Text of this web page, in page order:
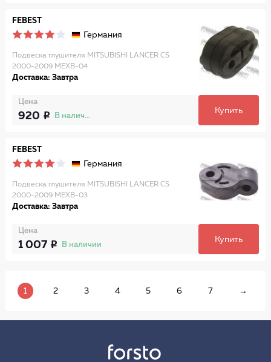
FEBEST
Германия
Подвеска глушителя MITSUBISHI LANCER CS
2000-2009 MEXB-04
Доставка: Завтра
Цена
920 В наличии
Купить
FEBEST
Германия
Подвеска глушителя MITSUBISHI LANCER CS
2000-2009 MEXB-03
Доставка: Завтра
Цена
1 007 В наличии
Купить
1 2 3 4 5 6 7 →